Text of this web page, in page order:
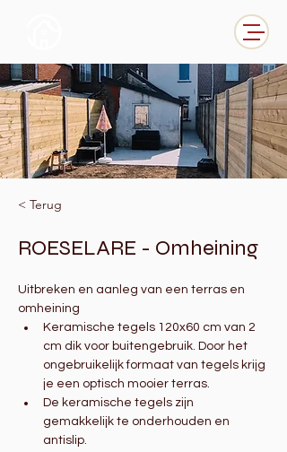
< Terug
ROESELARE - Omheining
Uitbreken en aanleg van een terras en
omheining
Keramische tegels 120x60 cm van 2
cm dik voor buitengebruik. Door het
ongebruikelijk formaat van tegels krijg
je een optisch mooier terras.
De keramische tegels zijn
gemakkelijk te onderhouden en
antislip.